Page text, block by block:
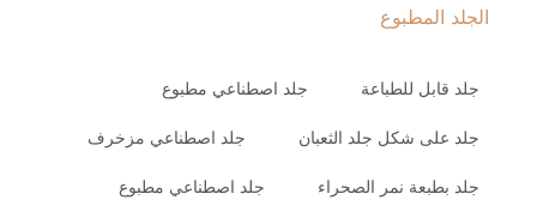
الجلد المطبوع
جلد قابل للطباعة جلد اصطناعي مطبوع
جلد على شكل جلد الثعبان جلد اصطناعي مزخرف
جلد بطبعة نمر الصحراء جلد اصطناعي مطبوع